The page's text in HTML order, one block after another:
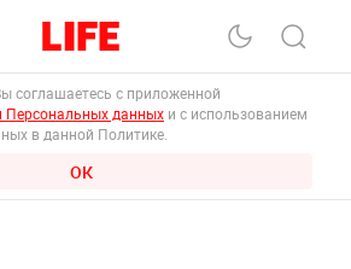
соглашаетесь с приложенной
Персональных данных и с использованием
в данной Политике.
ОК